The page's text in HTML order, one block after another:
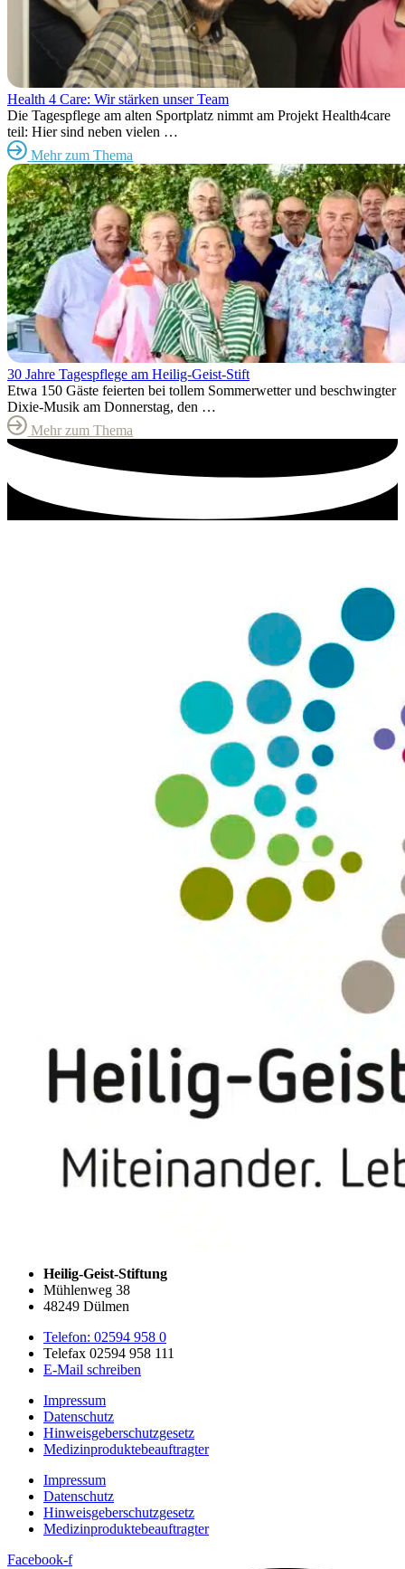
Health 4 Care: Wir stärken unser Team
Die Tagespflege am alten Sportplatz nimmt am Projekt Health4care
teil: Hier sind neben vielen …
Mehr zum Thema
30 Jahre Tagespflege am Heilig-Geist-Stift
Etwa 150 Gäste feierten bei tollem Sommerwetter und beschwingter
Dixie-Musik am Donnerstag, den …
Mehr zum Thema
Heilig-Geist-Stiftung
Mühlenweg 38
48249 Dülmen
Telefon: 02594 958 0
Telefax 02594 958 111
E-Mail schreiben
Impressum
Datenschutz
Hinweisgeberschutzgesetz
Medizin­produkte­beauftragter
Impressum
Datenschutz
Hinweisgeberschutzgesetz
Medizin­produkte­beauftragter
Facebook-f